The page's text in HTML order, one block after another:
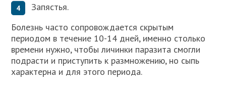
Запястья.
Болезнь часто сопровождается скрытым
периодом в течение 10-14 дней, именно столько
времени нужно, чтобы личинки паразита смогли
подрасти и приступить к размножению, но сыпь
характерна и для этого периода.